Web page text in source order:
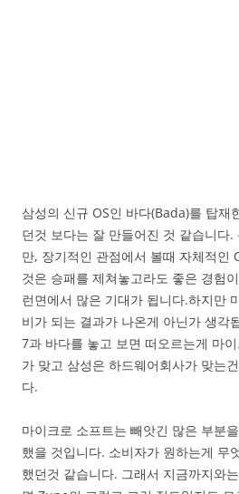
삼성의 신규 OS인 바다(Bada)를 탑재
던것 보다는 잘 만들어진 것 같습니다
만, 장기적인 관점에서 볼때 자체적인
것은 승패를 제쳐놓고라도 좋은 경험
런면에서 많은 기대가 됩니다.하지만
비가 되는 결과가 나온게 아닌가 생각
7과 바다를 놓고 보면 떠오르는게 마
가 맞고 삼성은 하드웨어회사가 맞는
다.
마이크로 소프트는 빼앗긴 많은 부분
했을 것입니다. 소비자가 원하는게 무
했던것 같습니다. 그래서 지금까지와